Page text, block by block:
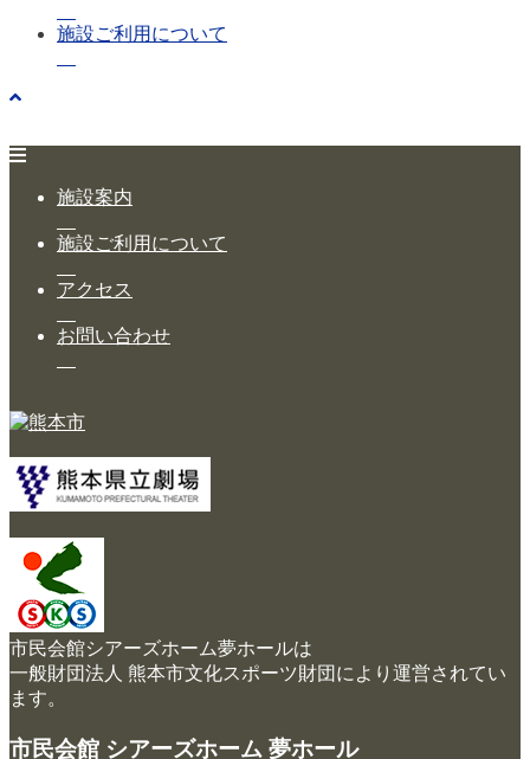
施設ご利用について
施設案内
施設ご利用について
アクセス
お問い合わせ
市民会館シアーズホーム夢ホールは
一般財団法人 熊本市文化スポーツ財団により運営されてい
ます。
市民会館 シアーズホーム 夢ホール